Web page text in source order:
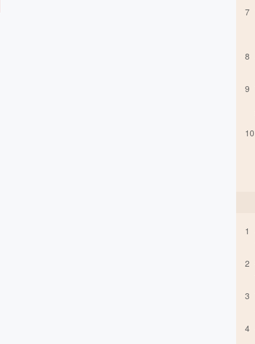
7
8
9
10
1
2
3
4